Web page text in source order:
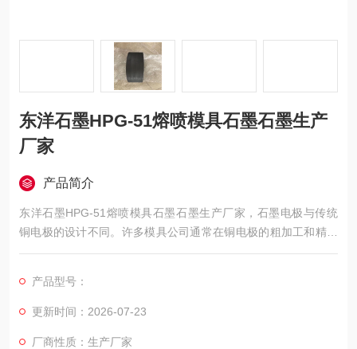
东洋石墨HPG-51熔喷模具石墨石墨生产
厂家
产品简介
东洋石墨HPG-51熔喷模具石墨石墨生产厂家，石墨电极与传统
铜电极的设计不同。许多模具公司通常在铜电极的粗加工和精加
工有不同的预留量，而石墨电极则使用几乎相同的预留量，这减
程度上提高模具型腔的精度。
产品型号：
更新时间：2026-07-23
厂商性质：生产厂家